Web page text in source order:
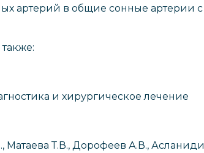
артерий в общие сонные артерии с
и хирургическое лечение
Матаева Т.В., Дорофеев А.В., Асланиди